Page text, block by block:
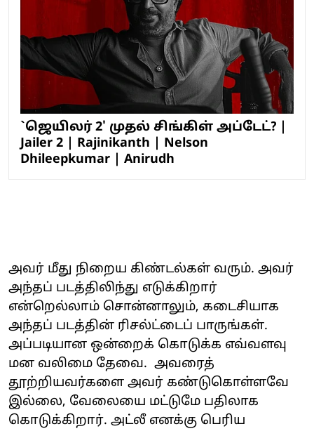
`ஜெயிலர் 2' முதல் சிங்கிள் அப்டேட்? |
Jailer 2 | Rajinikanth | Nelson
Dhileepkumar | Anirudh
அவர் மீது நிறைய கிண்டல்கள் வரும். அவர்
அந்தப் படத்திலிந்து எடுக்கிறார்
என்றெல்லாம் சொன்னாலும், கடைசியாக
அந்தப் படத்தின் ரிசல்ட்டைப் பாருங்கள்.
அப்படியான ஒன்றைக் கொடுக்க எவ்வளவு
மன வலிமை தேவை. அவரைத்
தூற்றியவர்களை அவர் கண்டுகொள்ளவே
இல்லை, வேலையை மட்டுமே பதிலாக
கொடுக்கிறார். அட்லீ எனக்கு பெரிய